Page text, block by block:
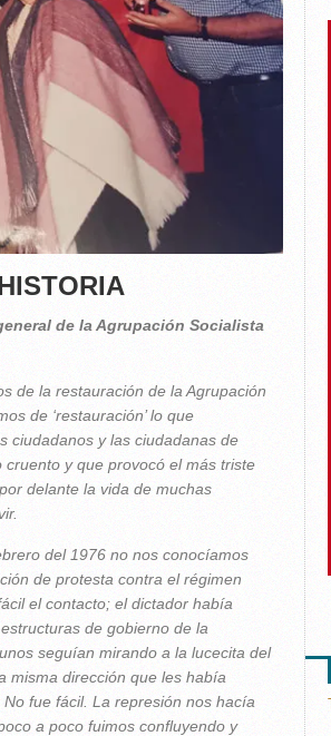
de la Agrupación Socialista
de la restauración de la Agrupación
de ‘restauración’ lo que
ciudadanos y las ciudadanas de
y que provocó el más triste
delante la vida de muchas
del 1976 no nos conocíamos
de protesta contra el régimen
el contacto; el dictador había
de gobierno de la
seguían mirando a la lucecita del
misma dirección que les había
fue fácil. La represión nos hacía
a poco fuimos confluyendo y